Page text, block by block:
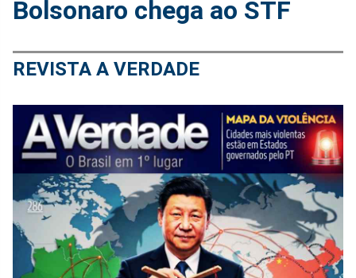
Bolsonaro chega ao STF
REVISTA A VERDADE